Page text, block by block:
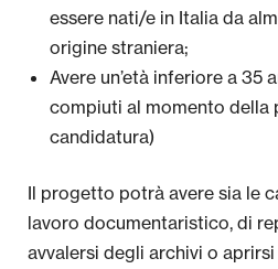
essere nati/e in Italia da
origine straniera;
Avere un’età inferiore a 35
compiuti al momento della
candidatura)
Il progetto potrà avere sia le
lavoro documentaristico, di
avvalersi degli archivi o